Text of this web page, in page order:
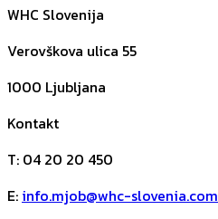
WHC Slovenija
Verovškova ulica 55
1000 Ljubljana
Kontakt
T: 04 20 20 450
E: info.mjob@whc-slovenia.com